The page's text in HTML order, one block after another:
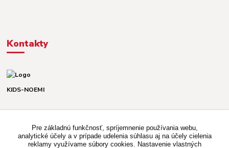
Kontakty
KIDS-NOEMI
Dávid alebo Martina
(Po-Pia, 8-16 hod.)
Pre základnú funkčnosť, spríjemnenie používania webu,
analytické účely a v prípade udelenia súhlasu aj na účely cielenia
reklamy využívame súbory cookies. Nastavenie vlastných